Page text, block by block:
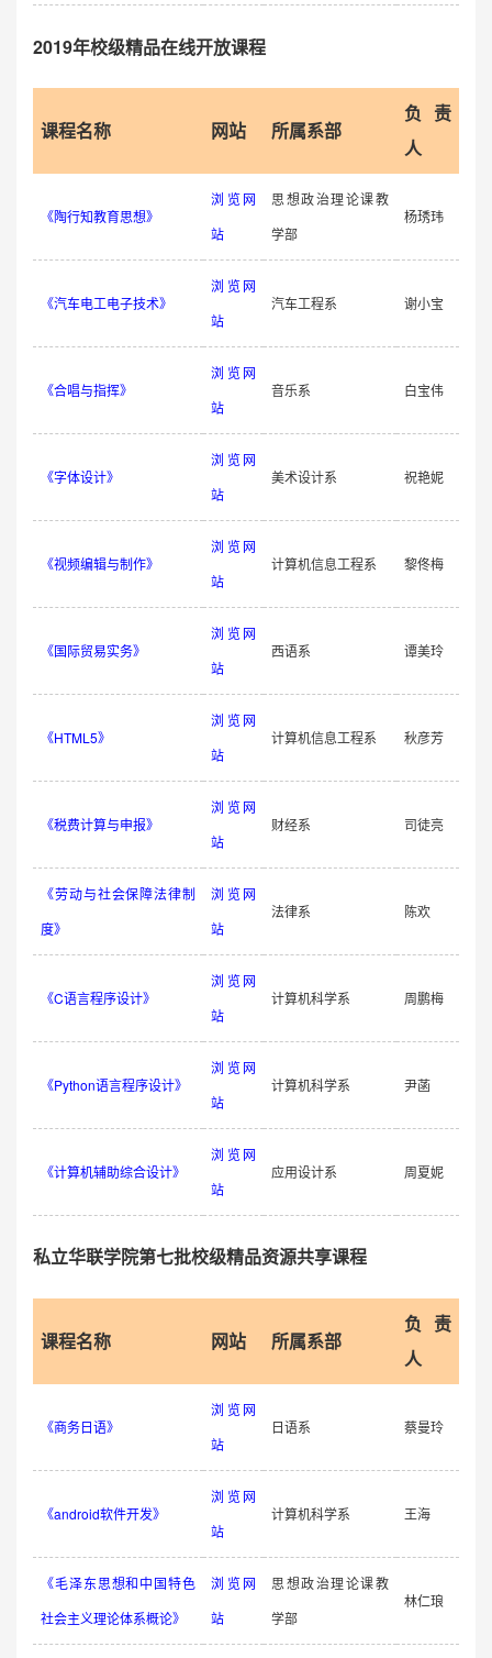
2019年校级精品在线开放课程
课程名称 网站 所属系部
负责
人
《陶行知教育思想》
浏览网
站
思想政治理论课教
学部
杨琇玮
《汽车电工电子技术》
浏览网
站
汽车工程系 谢小宝
《合唱与指挥》
浏览网
站
音乐系 白宝伟
《字体设计》
浏览网
站
美术设计系 祝艳妮
《视频编辑与制作》
浏览网
站
计算机信息工程系 黎佟梅
《国际贸易实务》
浏览网
站
西语系 谭美玲
《HTML5》
浏览网
站
计算机信息工程系 秋彦芳
《税费计算与申报》
浏览网
站
财经系 司徒亮
《劳动与社会保障法律制
度》
浏览网
站
法律系 陈欢
《C语言程序设计》
浏览网
站
计算机科学系 周鹏梅
《Python语言程序设计》
浏览网
站
计算机科学系 尹菡
《计算机辅助综合设计》
浏览网
站
应用设计系 周夏妮
私立华联学院第七批校级精品资源共享课程
课程名称 网站 所属系部
负责
人
《商务日语》
浏览网
站
日语系 蔡曼玲
《android软件开发》
浏览网
站
计算机科学系 王海
《毛泽东思想和中国特色
社会主义理论体系概论》
浏览网
站
思想政治理论课教
学部
林仁琅